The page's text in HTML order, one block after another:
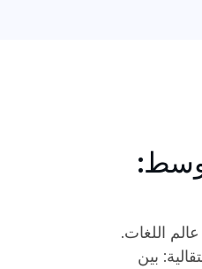
اللغات.
بين